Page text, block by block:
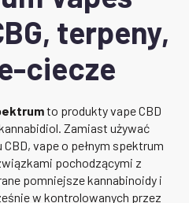
terpeny,
ciecze
to produkty vape CBD
Zamiast używać
vape o pełnym spektrum
pochodzącymi z
pomniejsze kannabinoidy i
w kontrolowanych przez